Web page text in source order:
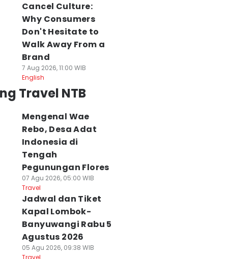
Cancel Culture:
Why Consumers
Don't Hesitate to
Walk Away From a
Brand
7 Aug 2026, 11:00 WIB
English
Travel NTB
Mengenal Wae
Rebo, Desa Adat
Indonesia di
Tengah
Pegunungan Flores
07 Agu 2026, 05:00 WIB
Travel
Jadwal dan Tiket
Kapal Lombok-
Banyuwangi Rabu 5
Agustus 2026
05 Agu 2026, 09:38 WIB
Travel